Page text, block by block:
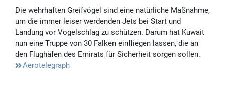
Die wehrhaften Greifvögel sind eine natürliche Maßnahme,
um die immer leiser werdenden Jets bei Start und
Landung vor Vogelschlag zu schützen. Darum hat Kuwait
nun eine Truppe von 30 Falken einfliegen lassen, die an
den Flughäfen des Emirats für Sicherheit sorgen sollen.
Aerotelegraph